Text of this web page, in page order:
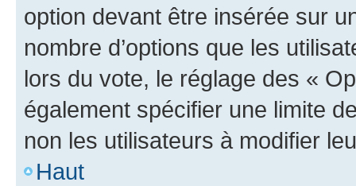
option devant être insérée sur
nombre d’options que les
lors du vote, le réglage des «
également spécifier une limite
non les utilisateurs à modifier
Haut